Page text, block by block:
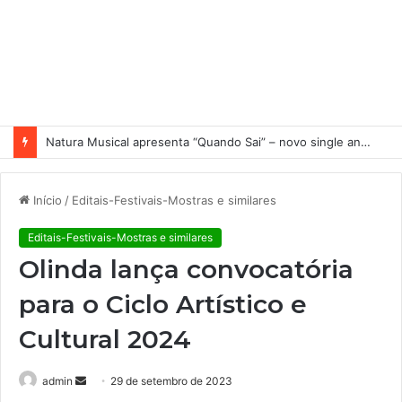
Natura Musical apresenta “Quando Sai” – novo single antecipa estreia do primeiro álbum solo de Elisa Maia
Início / Editais-Festivais-Mostras e similares
Editais-Festivais-Mostras e similares
Olinda lança convocatória
para o Ciclo Artístico e
Cultural 2024
admin 29 de setembro de 2023